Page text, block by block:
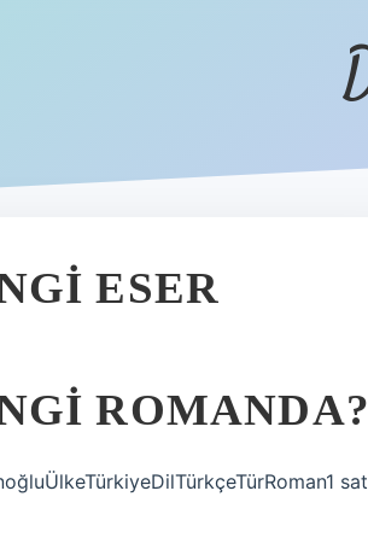
ESER
ROMANDA?